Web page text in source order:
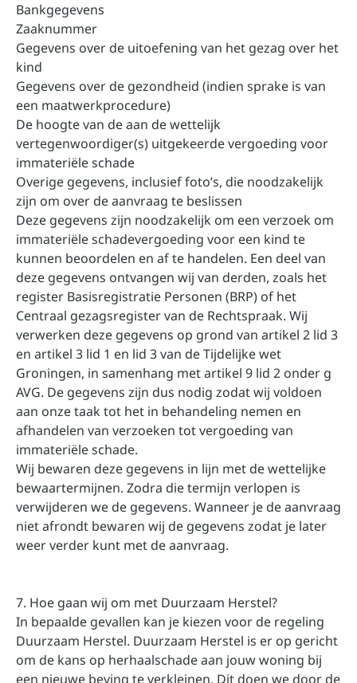
Bankgegevens
Zaaknummer
Gegevens over de uitoefening van het gezag over het
kind
Gegevens over de gezondheid (indien sprake is van
een maatwerkprocedure)
De hoogte van de aan de wettelijk
vertegenwoordiger(s) uitgekeerde vergoeding voor
immateriële schade
Overige gegevens, inclusief foto’s, die noodzakelijk
zijn om over de aanvraag te beslissen
Deze gegevens zijn noodzakelijk om een verzoek om
immateriële schadevergoeding voor een kind te
kunnen beoordelen en af te handelen. Een deel van
deze gegevens ontvangen wij van derden, zoals het
register Basisregistratie Personen (BRP) of het
Centraal gezagsregister van de Rechtspraak. Wij
verwerken deze gegevens op grond van artikel 2 lid 3
en artikel 3 lid 1 en lid 3 van de Tijdelijke wet
Groningen, in samenhang met artikel 9 lid 2 onder g
AVG. De gegevens zijn dus nodig zodat wij voldoen
aan onze taak tot het in behandeling nemen en
afhandelen van verzoeken tot vergoeding van
immateriële schade.
Wij bewaren deze gegevens in lijn met de wettelijke
bewaartermijnen. Zodra die termijn verlopen is
verwijderen we de gegevens. Wanneer je de aanvraag
niet afrondt bewaren wij de gegevens zodat je later
weer verder kunt met de aanvraag.
7. Hoe gaan wij om met Duurzaam Herstel?
In bepaalde gevallen kan je kiezen voor de regeling
Duurzaam Herstel. Duurzaam Herstel is er op gericht
om de kans op herhaalschade aan jouw woning bij
een nieuwe beving te verkleinen. Dit doen we door de